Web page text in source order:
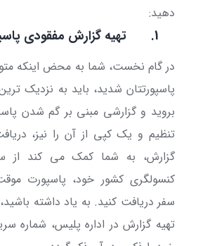
دهید:
1. تهیه گزارش مفقودی
در گام نخست، شما به محض اینکه
پاسپورتتان شدید، باید به نزدیک
بروید و گزارشی مبنی بر گم شدن
تنظیم و یک کپی از آن را نیز،
گزارش، به شما کمک می کند از
کنسولگری کشور خود، پاسپورت
سفر دریافت کنید. به یاد داشته
تهیه گزارش در اداره پلیس، شماره